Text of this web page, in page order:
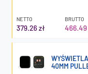
NETTO
379.26 zł
BRUTTO
466.49
40MM